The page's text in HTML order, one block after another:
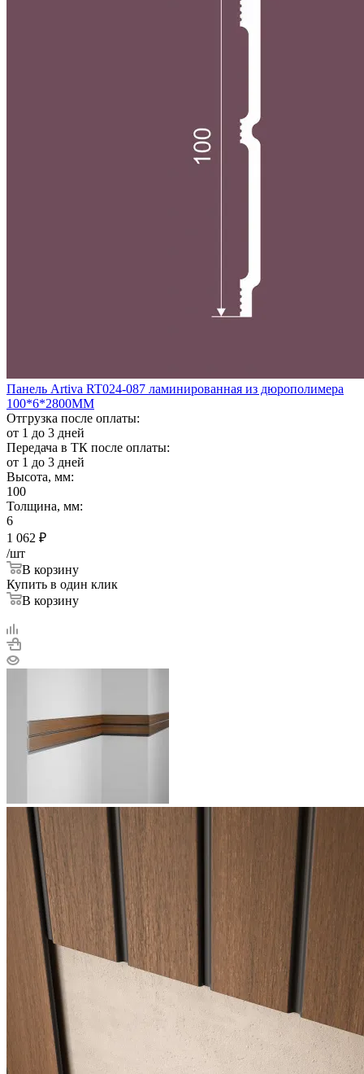
Панель Artiva RT024-087 ламинированная из дюрополимера
100*6*2800ММ
Отгрузка после оплаты:
от 1 до 3 дней
Передача в ТК после оплаты:
от 1 до 3 дней
Высота, мм:
100
Толщина, мм:
6
1 062 ₽
/шт
В корзину
Купить в один клик
В корзину